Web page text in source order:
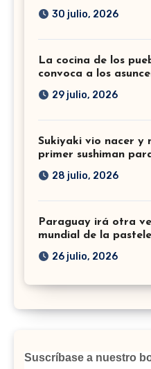
30 julio, 2026
La cocina de los
convoca a los
29 julio, 2026
Sukiyaki vio nacer y
primer sushiman
28 julio, 2026
Paraguay irá otra
mundial de la
26 julio, 2026
Suscríbase a nuestro